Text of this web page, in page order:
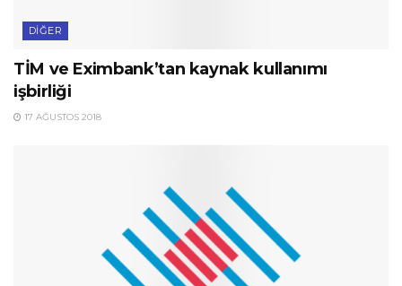
DIĞER
TİM ve Eximbank’tan kaynak kullanımı
işbirliği
17 AĞUSTOS 2018